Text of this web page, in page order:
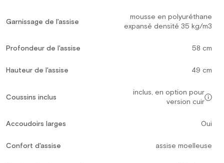
Garnissage de l'assise
mousse en polyuréthane
expansé densité 35 kg/m3
Profondeur de l'assise 58 cm
Hauteur de l'assise 49 cm
Coussins inclus
inclus, en option pour
version cuir
Accoudoirs larges Oui
Confort d'assise assise moelleuse